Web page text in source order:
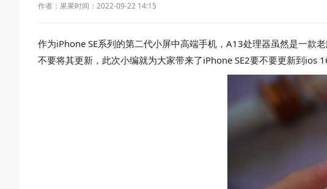
作者：果果时间：2022-09-22 14:15
作为iPhone SE系列的第二代小屏中高端手机，A13处理器虽然是一款
不要将其更新，此次小编就为大家带来了iPhone SE2要不要更新到ios